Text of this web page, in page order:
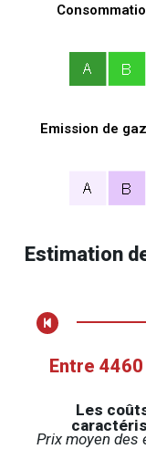
Emission de
Estimation
Entre
Les
Prix moyen des